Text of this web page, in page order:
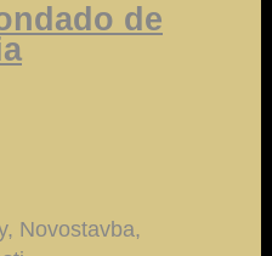
de
Novostavba,